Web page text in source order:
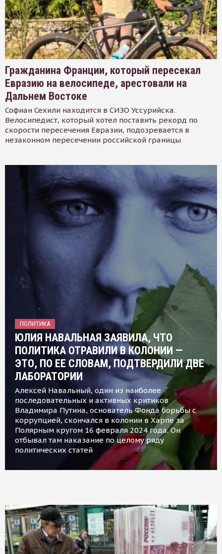
Гражданина Франции, который пересекал
Евразию на велосипеде, арестовали на
Дальнем Востоке
Софиан Сехили находится в СИЗО Уссурийска.
Велосипедист, который хотел поставить рекорд по
скорости пересечения Евразии, подозревается в
незаконном пересечении российской границы
ПОЛИТИКА
ЮЛИЯ НАВАЛЬНАЯ ЗАЯВИЛА, ЧТО
ПОЛИТИКА ОТРАВИЛИ В КОЛОНИИ —
ЭТО, ПО ЕЕ СЛОВАМ, ПОДТВЕРДИЛИ ДВЕ
ЛАБОРАТОРИИ
Алексей Навальный, один из наиболее
последовательных и активных критиков
Владимира Путина, основатель Фонда борьбы с
коррупцией, скончался в колонии в Харпе за
Полярным кругом 16 февраля 2024 года. Он
отбывал там наказание по целому ряду
политических статей